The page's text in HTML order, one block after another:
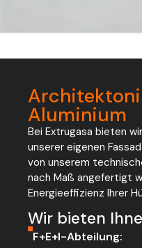
Aluminium
Bei Extrugasa bieten
unserer eigenen
von unserem
nach Maß angefertigt
Energieeffizienz Ihrer
Wir bieten
F+E+I-Abteilung: